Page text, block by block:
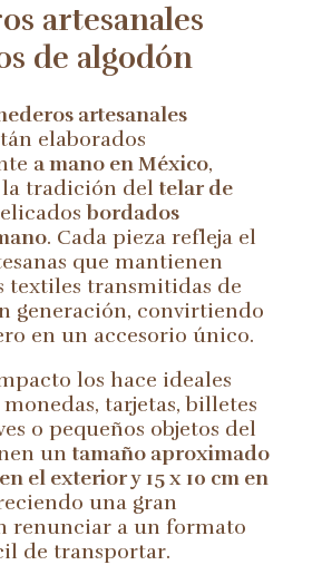
artesanales
de algodón
artesanales
elaborados
a mano en México,
tradición del telar de
bordados
. Cada pieza refleja el
que mantienen
textiles transmitidas de
generación, convirtiendo
en un accesorio único.
los hace ideales
tarjetas, billetes
o pequeños objetos del
un tamaño aproximado
el exterior y 15 x 10 cm en
una gran
renunciar a un formato
de transportar.